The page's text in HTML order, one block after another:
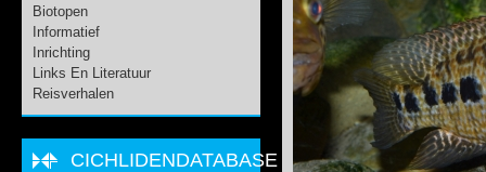
Biotopen
Informatief
Inrichting
Links En Literatuur
Reisverhalen
CICHLIDENDATABASE